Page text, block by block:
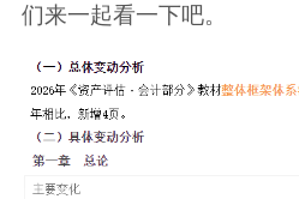
们来一起看一下吧。